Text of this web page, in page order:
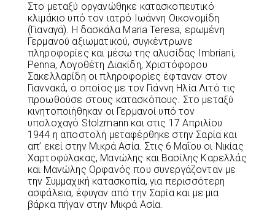
Στο μεταξύ οργανώθηκε κατασκοπευτικό
κλιμάκιο υπό τον ιατρό Ιωάννη Οικονομίδη
(Γιαναγά). Η δασκάλα Maria Teresa, ερωμένη
Γερμανού αξιωματικού, συγκέντρωνε
πληροφορίες και μέσω της αλυσίδας Imbriani,
Penna, Λογοθέτη Διακίδη, Χριστόφορου
Σακελλαρίδη οι πληροφορίες έφταναν στον
Γιαννακά, ο οποίος με τον Γιάννη Ηλία Λιτό τις
προωθούσε στους κατασκόπους. Στο μεταξύ
κινητοποιήθηκαν οι Γερμανοί υπό τον
υπολοχαγό Stolzmann και στις 17 Απριλίου
1944 η αποστολή μεταφέρθηκε στην Σαρία και
απ’ εκεί στην Μικρά Ασία. Στις 6 Μαΐου οι Νικίας
Χαρτοφύλακας, Μανώλης και Βασίλης Καρελλάς
και Μανώλης Ορφανός που συνεργάζονταν με
την Συμμαχική κατασκοπία, για περισσότερη
ασφάλεια, έφυγαν από την Σαρία και με μια
βάρκα πήγαν στην Μικρά Ασία.